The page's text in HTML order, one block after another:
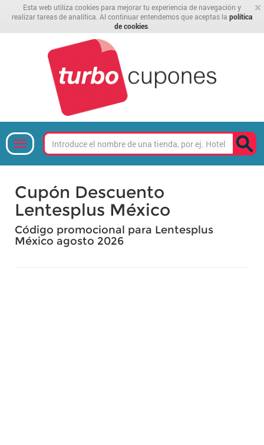
×
Esta web utiliza cookies para mejorar tu experiencia de navegación y
realizar tareas de analítica. Al continuar entendemos que aceptas la política
de cookies
Cupón Descuento
Lentesplus México
Código promocional para Lentesplus
México agosto 2026